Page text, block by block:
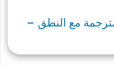
مع النطق –